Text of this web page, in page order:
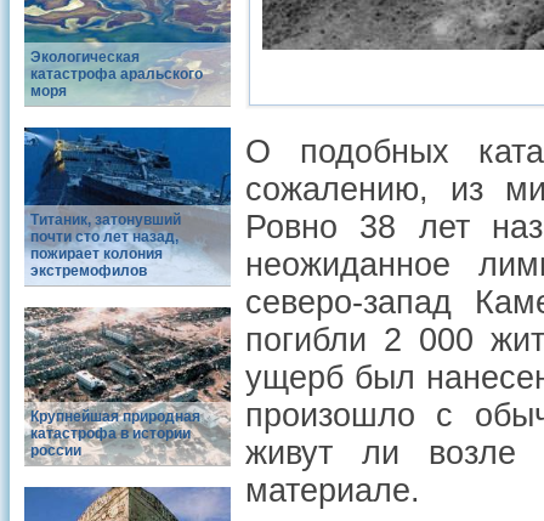
Экологическая
катастрофа аральского
моря
Титаник, затонувший
почти сто лет назад,
пожирает колония
экстремофилов
Крупнейшая природная
катастрофа в истории
россии
О подобных
сожалению, из
Ровно 38 лет
неожиданное
северо-запад
погибли 2 000
ущерб был
произошло с
живут ли возле
материале.